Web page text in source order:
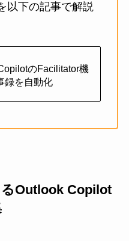
以下の記事で解説
のFacilitator機
録を自動化
Outlook Copilot